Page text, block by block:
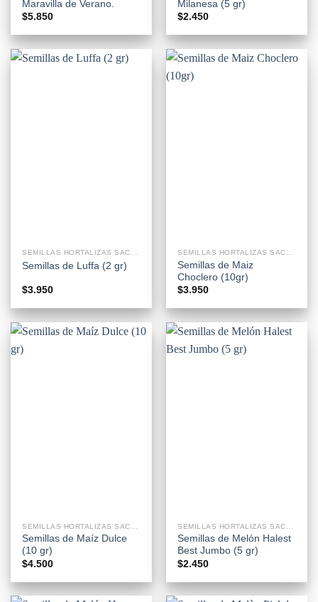
Maravilla de Verano.
$5.850
Milanesa (5 gr)
$2.450
SEMILLAS HORTALIZAS SACHETS
Semillas de Luffa (2 gr)
$3.950
SEMILLAS HORTALIZAS SACHETS
Semillas de Maiz
Choclero (10gr)
$3.950
Semillas de Maíz Dulce
(10 gr)
$4.500
Semillas de Melón Halest
Best Jumbo (5 gr)
$2.450